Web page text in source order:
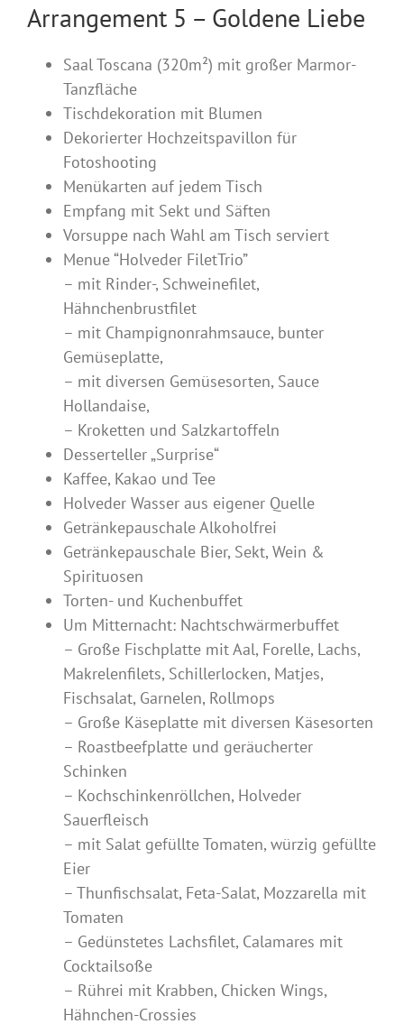
Arrangement 5 – Goldene Liebe
Saal Toscana (320m²) mit großer Marmor-
Tanzfläche
Tischdekoration mit Blumen
Dekorierter Hochzeitspavillon für
Fotoshooting
Menükarten auf jedem Tisch
Empfang mit Sekt und Säften
Vorsuppe nach Wahl am Tisch serviert
Menue “Holveder FiletTrio”
– mit Rinder-, Schweinefilet,
Hähnchenbrustfilet
– mit Champignonrahmsauce, bunter
Gemüseplatte,
– mit diversen Gemüsesorten, Sauce
Hollandaise,
– Kroketten und Salzkartoffeln
Desserteller „Surprise“
Kaffee, Kakao und Tee
Holveder Wasser aus eigener Quelle
Getränkepauschale Alkoholfrei
Getränkepauschale Bier, Sekt, Wein &
Spirituosen
Torten- und Kuchenbuffet
Um Mitternacht: Nachtschwärmerbuffet
– Große Fischplatte mit Aal, Forelle, Lachs,
Makrelenfilets, Schillerlocken, Matjes,
Fischsalat, Garnelen, Rollmops
– Große Käseplatte mit diversen Käsesorten
– Roastbeefplatte und geräucherter
Schinken
– Kochschinkenröllchen, Holveder
Sauerfleisch
– mit Salat gefüllte Tomaten, würzig gefüllte
Eier
– Thunfischsalat, Feta-Salat, Mozzarella mit
Tomaten
– Gedünstetes Lachsfilet, Calamares mit
Cocktailsoße
– Rührei mit Krabben, Chicken Wings,
Hähnchen-Crossies